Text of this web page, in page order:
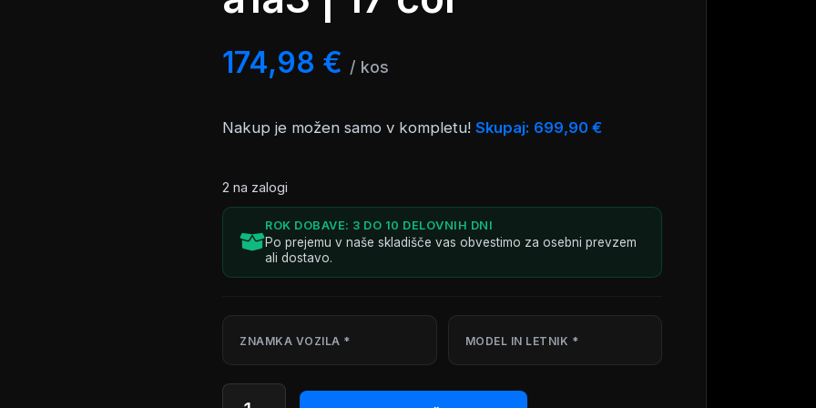
174,98 € / kos
Nakup je možen samo v kompletu!Skupaj: 699,90€
2 na zalogi
ROK DOBAVE: 3 DO 10 DELOVNIH DNI
Po prejemu v naše skladišče vas obvestimo za osebni prevzem
ali dostavo.
AP